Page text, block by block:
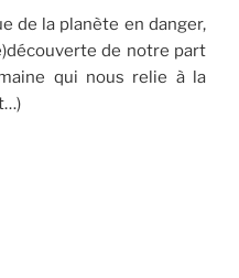
de la planète en danger,
de notre part
qui nous relie à la